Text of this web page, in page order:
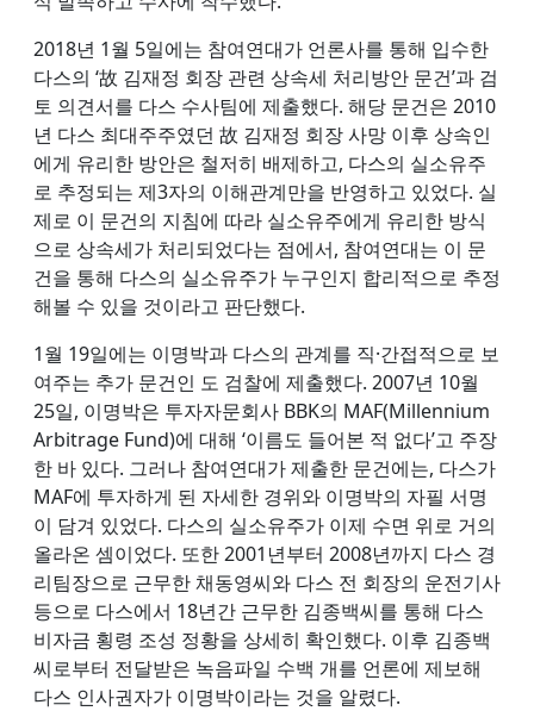
2018년 1월 5일에는 참여연대가 언론사를 통해 입수한
다스의 ‘故 김재정 회장 관련 상속세 처리방안 문건’과 검
토 의견서를 다스 수사팀에 제출했다. 해당 문건은 2010
년 다스 최대주주였던 故 김재정 회장 사망 이후 상속인
에게 유리한 방안은 철저히 배제하고, 다스의 실소유주
로 추정되는 제3자의 이해관계만을 반영하고 있었다. 실
제로 이 문건의 지침에 따라 실소유주에게 유리한 방식
으로 상속세가 처리되었다는 점에서, 참여연대는 이 문
건을 통해 다스의 실소유주가 누구인지 합리적으로 추정
해볼 수 있을 것이라고 판단했다.
1월 19일에는 이명박과 다스의 관계를 직·간접적으로 보
여주는 추가 문건인 도 검찰에 제출했다. 2007년 10월
25일, 이명박은 투자자문회사 BBK의 MAF(Millennium
Arbitrage Fund)에 대해 ‘이름도 들어본 적 없다’고 주장
한 바 있다. 그러나 참여연대가 제출한 문건에는, 다스가
MAF에 투자하게 된 자세한 경위와 이명박의 자필 서명
이 담겨 있었다. 다스의 실소유주가 이제 수면 위로 거의
올라온 셈이었다. 또한 2001년부터 2008년까지 다스 경
리팀장으로 근무한 채동영씨와 다스 전 회장의 운전기사
등으로 다스에서 18년간 근무한 김종백씨를 통해 다스
비자금 횡령 조성 정황을 상세히 확인했다. 이후 김종백
씨로부터 전달받은 녹음파일 수백 개를 언론에 제보해
다스 인사권자가 이명박이라는 것을 알렸다.